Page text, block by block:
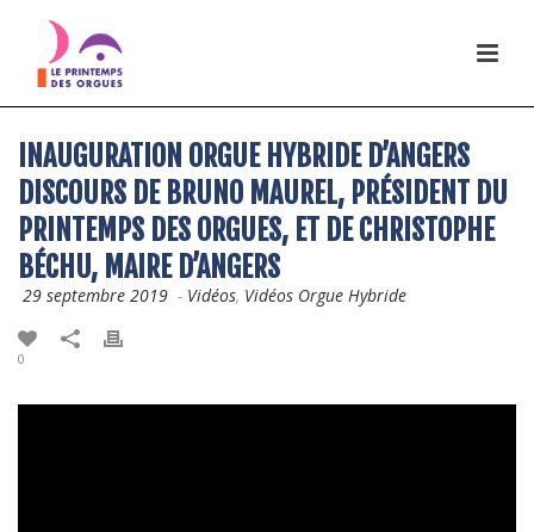
INAUGURATION ORGUE HYBRIDE D’ANGERS
DISCOURS DE BRUNO MAUREL, PRÉSIDENT DU
PRINTEMPS DES ORGUES, ET DE CHRISTOPHE
BÉCHU, MAIRE D’ANGERS
29 septembre 2019 - Vidéos, Vidéos Orgue Hybride
0